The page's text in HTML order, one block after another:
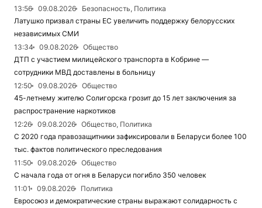
13:56
09.08.2026
Безопасность, Политика
Латушко призвал страны ЕС увеличить поддержку белорусских
независимых СМИ
13:34
09.08.2026
Общество
ДТП с участием милицейского транспорта в Кобрине —
сотрудники МВД доставлены в больницу
12:50
09.08.2026
Общество
45-летнему жителю Солигорска грозит до 15 лет заключения за
распространение наркотиков
12:26
09.08.2026
Общество, Политика
С 2020 года правозащитники зафиксировали в Беларуси более 100
тыс. фактов политического преследования
11:50
09.08.2026
Общество
С начала года от огня в Беларуси погибло 350 человек
11:01
09.08.2026
Политика
Евросоюз и демократические страны выражают солидарность с